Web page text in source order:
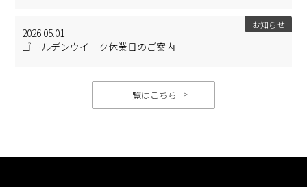
お知らせ
2026.05.01
ゴールデンウイーク休業日のご案内
一覧はこちら